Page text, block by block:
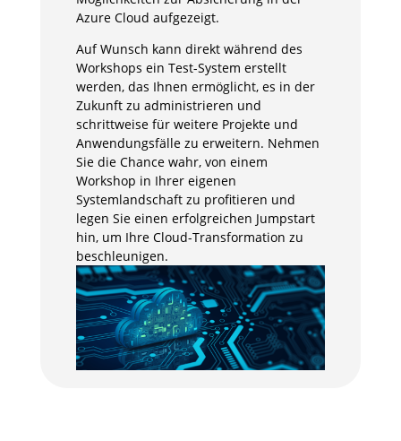
Azure Cloud aufgezeigt.
Auf Wunsch kann direkt während des
Workshops ein Test-System erstellt
werden, das Ihnen ermöglicht, es in der
Zukunft zu administrieren und
schrittweise für weitere Projekte und
Anwendungsfälle zu erweitern. Nehmen
Sie die Chance wahr, von einem
Workshop in Ihrer eigenen
Systemlandschaft zu profitieren und
legen Sie einen erfolgreichen Jumpstart
hin, um Ihre Cloud-Transformation zu
beschleunigen.